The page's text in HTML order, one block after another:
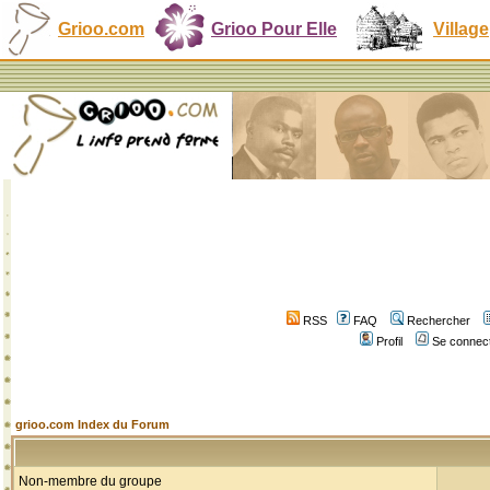
Grioo.com Grioo Pour Elle Village
RSS FAQ
Rechercher
Profil
Se
grioo.com Index du Forum
Non-membre du groupe